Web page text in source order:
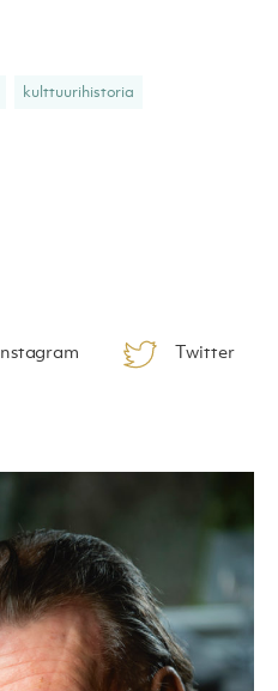
Instagram Twitter
kulttuurihistoria